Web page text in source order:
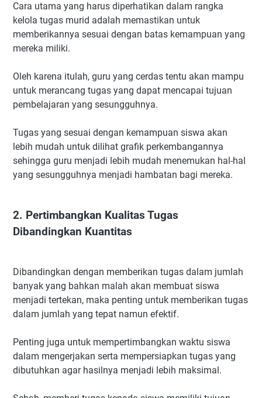
Cara utama yang harus diperhatikan dalam rangka
kelola tugas murid adalah memastikan untuk
memberikannya sesuai dengan batas kemampuan yang
mereka miliki.
Oleh karena itulah, guru yang cerdas tentu akan mampu
untuk merancang tugas yang dapat mencapai tujuan
pembelajaran yang sesungguhnya.
Tugas yang sesuai dengan kemampuan siswa akan
lebih mudah untuk dilihat grafik perkembangannya
sehingga guru menjadi lebih mudah menemukan hal-hal
yang sesungguhnya menjadi hambatan bagi mereka.
2. Pertimbangkan Kualitas Tugas
Dibandingkan Kuantitas
Dibandingkan dengan memberikan tugas dalam jumlah
banyak yang bahkan malah akan membuat siswa
menjadi tertekan, maka penting untuk memberikan tugas
dalam jumlah yang tepat namun efektif.
Penting juga untuk mempertimbangkan waktu siswa
dalam mengerjakan serta mempersiapkan tugas yang
dibutuhkan agar hasilnya menjadi lebih maksimal.